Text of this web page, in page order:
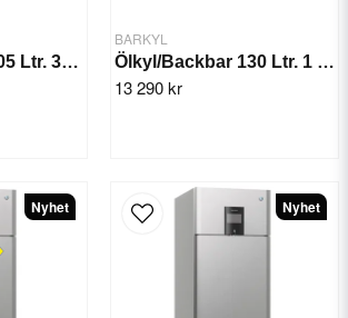
Ölkyl/Backbar 305 Ltr. 3x Skjutdörr
BARKYL
Ölkyl/Backbar 130 Ltr. 1 dörr
13 290 kr
Nyhet Nyhet